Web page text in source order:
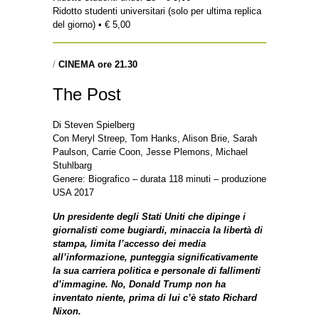
Ridotto studenti universitari (solo per ultima replica
del giorno) • € 5,00
/ CINEMA ore 21.30
The Post
Di Steven Spielberg
Con Meryl Streep, Tom Hanks, Alison Brie, Sarah
Paulson, Carrie Coon, Jesse Plemons, Michael
Stuhlbarg
Genere: Biografico – durata 118 minuti – produzione
USA 2017
Un presidente degli Stati Uniti che dipinge i
giornalisti come bugiardi, minaccia la libertà di
stampa, limita l’accesso dei media
all’informazione, punteggia significativamente
la sua carriera politica e personale di fallimenti
d’immagine. No, Donald Trump non ha
inventato niente, prima di lui c’è stato Richard
Nixon.